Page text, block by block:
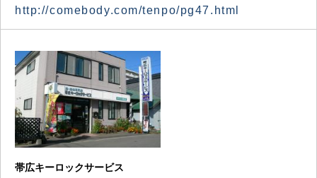
http://comebody.com/tenpo/pg47.html
帯広キーロックサービス